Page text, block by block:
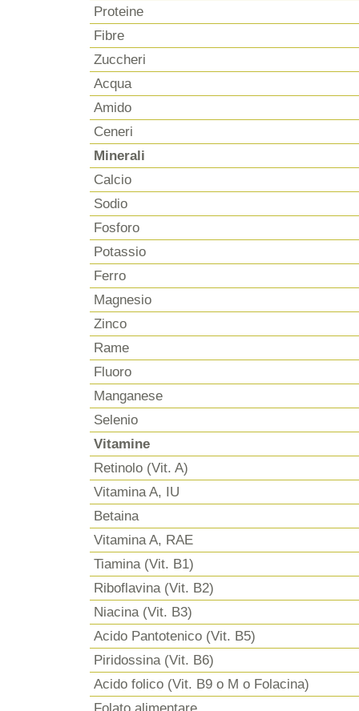
Proteine
Fibre
Zuccheri
Acqua
Amido
Ceneri
Minerali
Calcio
Sodio
Fosforo
Potassio
Ferro
Magnesio
Zinco
Rame
Fluoro
Manganese
Selenio
Vitamine
Retinolo (Vit. A)
Vitamina A, IU
Betaina
Vitamina A, RAE
Tiamina (Vit. B1)
Riboflavina (Vit. B2)
Niacina (Vit. B3)
Acido Pantotenico (Vit. B5)
Piridossina (Vit. B6)
Acido folico (Vit. B9 o M o Folacina)